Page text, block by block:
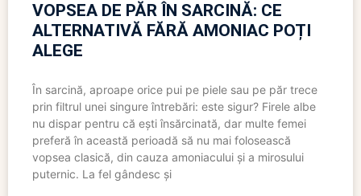
VOPSEA DE PĂR ÎN SARCINĂ: CE
ALTERNATIVĂ FĂRĂ AMONIAC POȚI
ALEGE
În sarcină, aproape orice pui pe piele sau pe păr trece
prin filtrul unei singure întrebări: este sigur? Firele albe
nu dispar pentru că ești însărcinată, dar multe femei
preferă în această perioadă să nu mai folosească
vopsea clasică, din cauza amoniacului și a mirosului
puternic. La fel gândesc și